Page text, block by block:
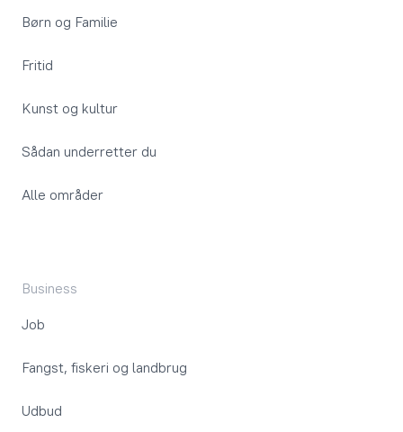
Børn og Familie
Fritid
Kunst og kultur
Sådan underretter du
Alle områder
Business
Job
Fangst, fiskeri og landbrug
Udbud